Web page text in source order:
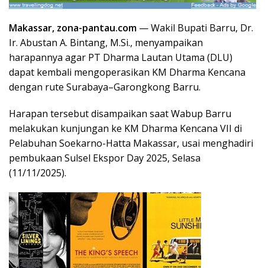
Makassar, zona-pantau.com — Wakil Bupati Barru, Dr.
Ir. Abustan A. Bintang, M.Si., menyampaikan
harapannya agar PT Dharma Lautan Utama (DLU)
dapat kembali mengoperasikan KM Dharma Kencana
dengan rute Surabaya–Garongkong Barru.
Harapan tersebut disampaikan saat Wabup Barru
melakukan kunjungan ke KM Dharma Kencana VII di
Pelabuhan Soekarno-Hatta Makassar, usai menghadiri
pembukaan Sulsel Ekspor Day 2025, Selasa
(11/11/2025).